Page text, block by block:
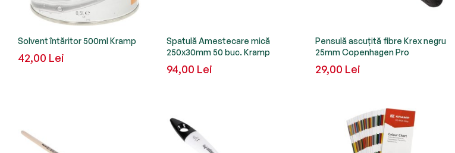
Solvent întăritor 500ml Kramp
42,00 Lei
Spatulă Amestecare mică
250x30mm 50 buc. Kramp
94,00 Lei
Pensulă ascuțită fibre Krex negru
25mm Copenhagen Pro
29,00 Lei